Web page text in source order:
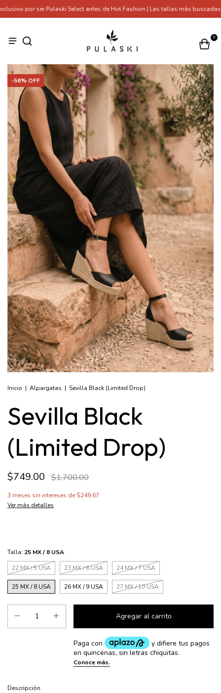
por ser Pulaski Select antes de Hot Fashion | Las tallas más buscadas
0
-56% OFF
Inicio | Alpargatas | Sevilla Black (Limited Drop)
Sevilla Black
(Limited Drop)
$749.00 $1,700.00
3 meses sin intereses de $249.67
Ver más detalles
Talla: 25 MX / 8 USA
22 MX / 5 USA
23 MX / 6 USA 24 MX / 7 USA
25 MX / 8 USA 26 MX / 9 USA 27 MX / 10 USA
Descripción